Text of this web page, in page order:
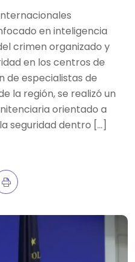
en inteligencia
crimen organizado y
en los centros de
de especialistas de
la región, se realizó un
orientado a
seguridad dentro […]